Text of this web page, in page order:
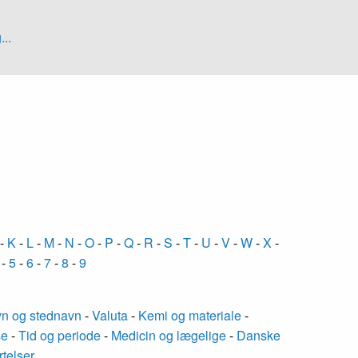
K- L- M- N -O- P -Q- R -S -T- U -V-W-X-
5-6-7-8 -9
og stednavn -Valuta- Kemi og materiale-
-Tid og periode- Medicin og lægelige- Danske